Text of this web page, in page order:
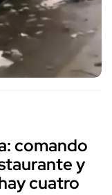
comando
y
cuatro